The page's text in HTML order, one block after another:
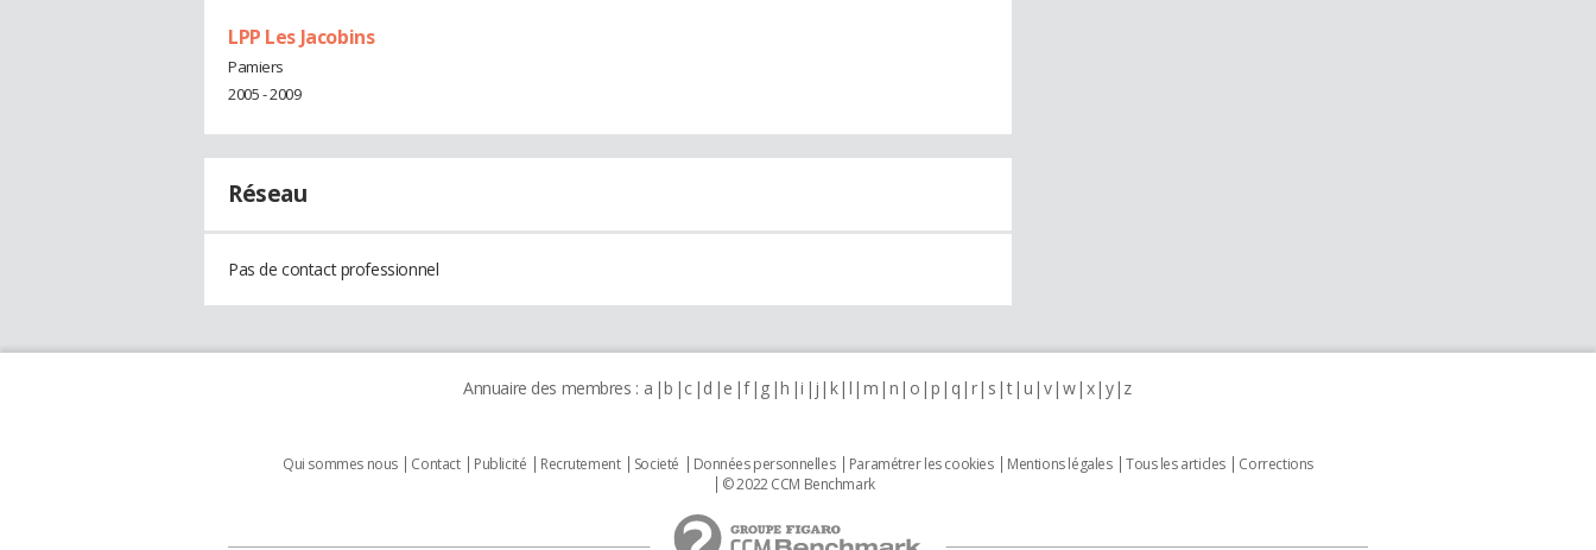
LPP Les Jacobins
Pamiers
2005 - 2009
Réseau
Pas de contact professionnel
Annuaire des membres : a b c d e f g h i j k l m n o p q r s t u v w x y z
Qui sommes nous Contact Publicité Recrutement Societé Données personnelles Paramétrer les cookies Mentions légales Tous les articles
Corrections
© 2022 CCM Benchmark